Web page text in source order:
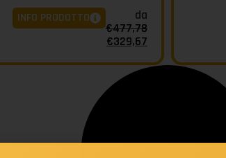
da
€477,78
€329,67
INFO PRODOTTO